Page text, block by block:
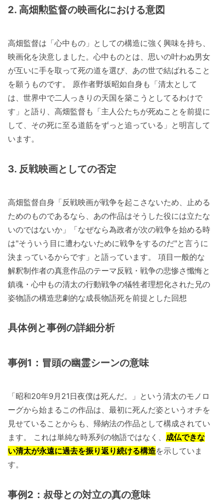
2. 高畑勲監督の映画化における意図
高畑監督は「心中もの」としての構造に強く興味を持ち、
映画化を決意しました。心中ものとは、思いの叶わぬ男女
が互いに手を取って死の道を選び、あの世で結ばれること
を願うものです。 原作者野坂昭如自身も「清太として
は、世界中で二人っきりの天国を築こうとしてるわけで
す」と語り、高畑監督も「主人公たちが死ぬことを前提に
して、その死に至る道筋をずっと追っている」と明言して
います。
3. 反戦映画としての否定
高畑監督自身「反戦映画が戦争を起こさないため、止める
ためのものであるなら、あの作品はそうした役には立たな
いのではないか」「なぜなら為政者が次の戦争を始める時
は"そういう目に遭わないために戦争をするのだ"と言うに
決まっているからです」と語っています。 項目一般的な
解釈制作者の真意作品のテーマ反戦・戦争の悲惨さ懺悔と
鎮魂・心中もの清太の行動戦争の犠牲者理想化された兄の
姿物語の構造悲劇的な成長物語死を前提とした回想
具体例と事例の詳細分析
事例1：冒頭の幽霊シーンの意味
「昭和20年9月21日夜僕は死んだ。」という清太のモノロ
ーグから始まるこの作品は、最初に死んだ姿というオチを
見せていることからも、帰納法の作品として構成されてい
ます。 これは単純な時系列の物語ではなく、 成仏できな
い清太が永遠に過去を振り返り続ける構造を示していま
す。
事例2：叔母との対立の真の意味